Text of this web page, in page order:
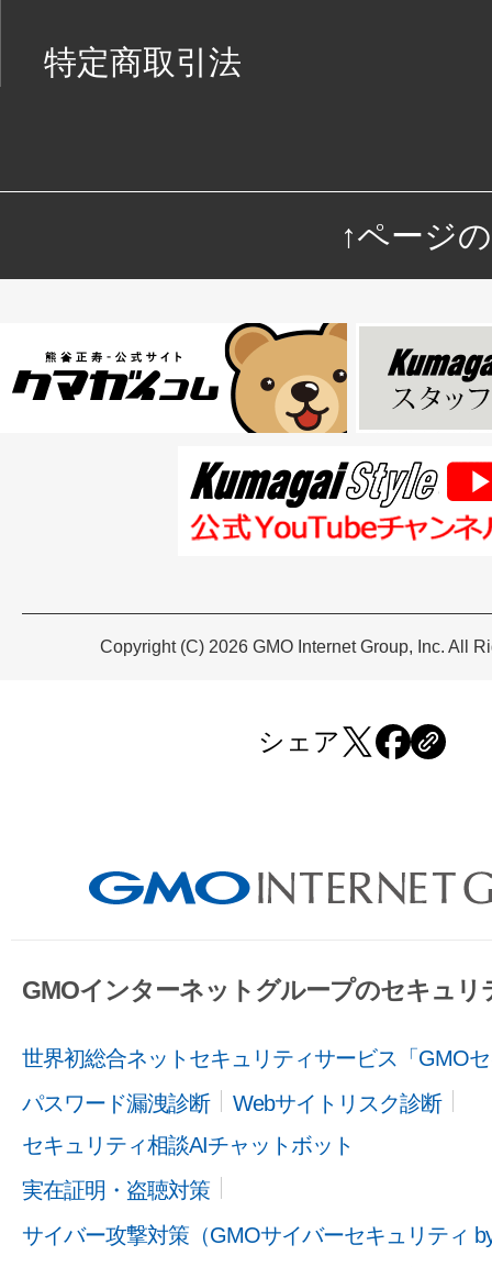
特定商取引法
↑ページ
Copyright (C) 2026 GMO Internet Group, Inc. All
シェア
GMOインターネットグループのセキュリ
世界初総合ネットセキュリティサービス「GMO
パスワード漏洩診断
Webサイトリスク診断
セキュリティ相談AIチャットボット
実在証明・盗聴対策
サイバー攻撃対策（GMOサイバーセキュリティ